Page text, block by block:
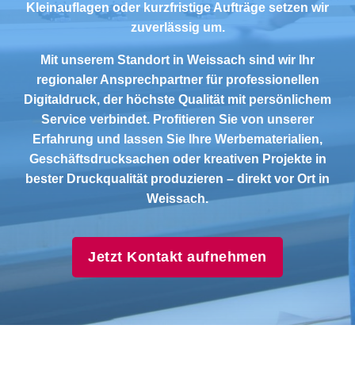
Kleinauflagen oder kurzfristige Aufträge setzen wir
zuverlässig um.
Mit unserem Standort in Weissach sind wir Ihr
regionaler Ansprechpartner für professionellen
Digitaldruck, der höchste Qualität mit persönlichem
Service verbindet. Profitieren Sie von unserer
Erfahrung und lassen Sie Ihre Werbematerialien,
Geschäftsdrucksachen oder kreativen Projekte in
bester Druckqualität produzieren – direkt vor Ort in
Weissach.
Jetzt Kontakt aufnehmen